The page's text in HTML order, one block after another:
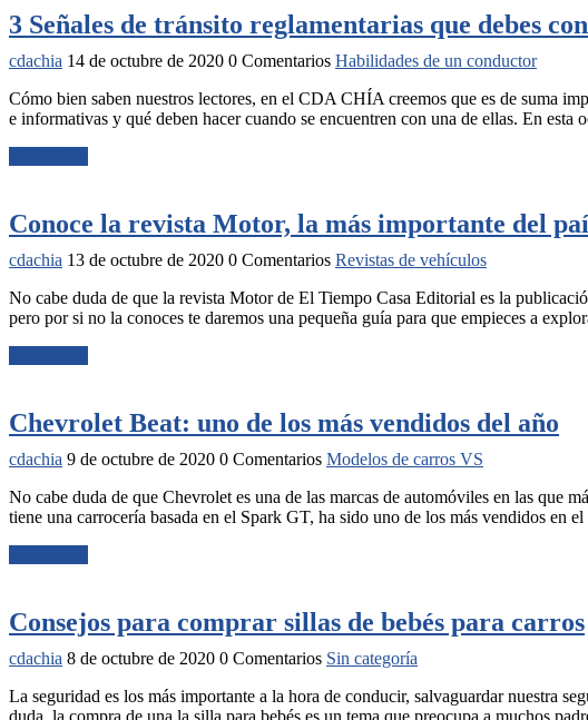
3 Señales de tránsito reglamentarias que debes
cdachia 14 de octubre de 2020 0 Comentarios Habilidades de un conductor
Cómo bien saben nuestros lectores, en el CDA CHÍA creemos que es de suma
e informativas y qué deben hacer cuando se encuentren con una de ellas. En
Conoce la revista Motor, la más importante del
cdachia 13 de octubre de 2020 0 Comentarios Revistas de vehículos
No cabe duda de que la revista Motor de El Tiempo Casa Editorial es la
pero por si no la conoces te daremos una pequeña guía para que empieces a
Chevrolet Beat: uno de los más vendidos del año
cdachia 9 de octubre de 2020 0 Comentarios Modelos de carros VS
No cabe duda de que Chevrolet es una de las marcas de automóviles en las que
tiene una carrocería basada en el Spark GT, ha sido uno de los más vendidos en
Consejos para comprar sillas de bebés para carros
cdachia 8 de octubre de 2020 0 Comentarios Sin categoría
La seguridad es los más importante a la hora de conducir, salvaguardar nuestra
duda, la compra de una la silla para bebés es un tema que preocupa a muchos